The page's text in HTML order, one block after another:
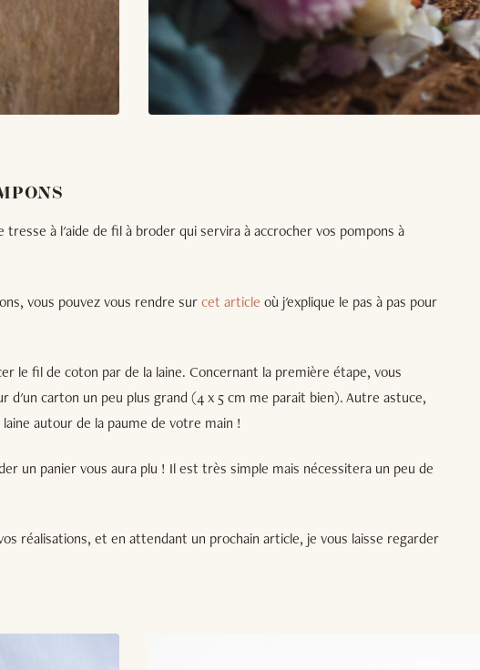
tresse à l'aide de fil à broder qui servira à accrocher vos pompons à
vous pouvez vous rendre surcet article où j'explique le pas à pas pour
le fil de coton par de la laine. Concernant la première étape, vous
d'un carton un peu plus grand (4 x 5 cm me parait bien). Autre astuce,
autour de la paume de votre main !
un panier vous aura plu ! Il est très simple mais nécessitera un peu de
réalisations, et en attendant un prochain article, je vous laisse regarder